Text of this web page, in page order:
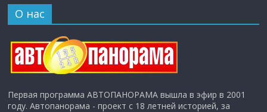
О нас
Первая программа АВТОПАНОРАМА вышла в эфир в 2001
году. Автопанорама - проект с 18 летней историей, за